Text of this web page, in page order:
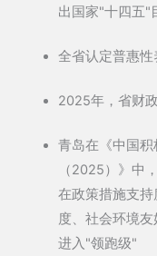
出国家"十四五"
全省认定普惠性
2025年，省财
青岛在《中国
（2025）》中
在政策措施支
度、社会环境
进入"领跑级"